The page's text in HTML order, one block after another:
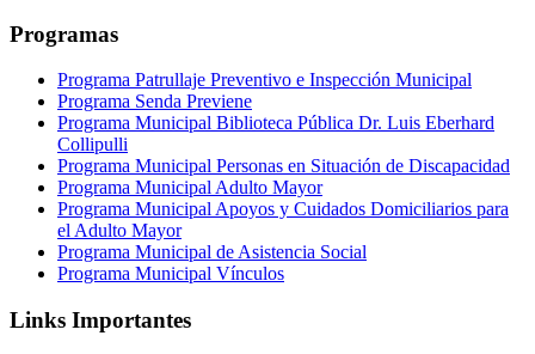
Programas
Programa Patrullaje Preventivo e Inspección Municipal
Programa Senda Previene
Programa Municipal Biblioteca Pública Dr. Luis Eberhard
Collipulli
Programa Municipal Personas en Situación de Discapacidad
Programa Municipal Adulto Mayor
Programa Municipal Apoyos y Cuidados Domiciliarios para
el Adulto Mayor
Programa Municipal de Asistencia Social
Programa Municipal Vínculos
Links Importantes